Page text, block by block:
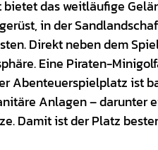
das weitläufige
in der
Direkt neben dem
Eine Piraten-
Abenteuerspielplatz ist
Anlagen – darunter
Damit ist der Platz